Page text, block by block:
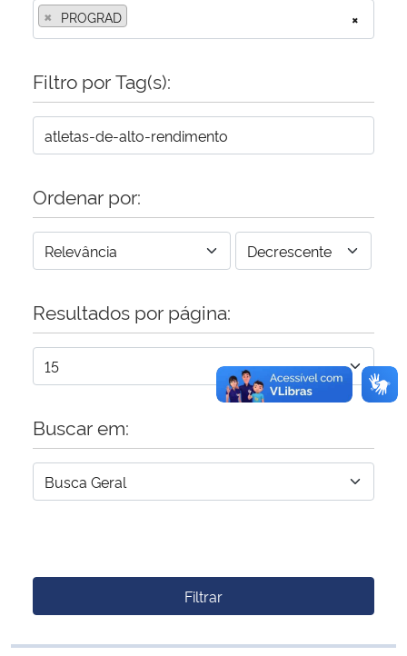
×
× PROGRAD
Filtro por Tag(s):
Ordenar por:
Resultados por página:
Buscar em:
Filtrar